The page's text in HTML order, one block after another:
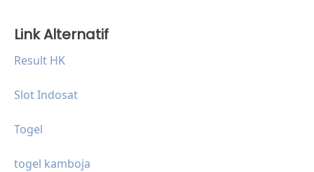
Link Alternatif
Result HK
Slot Indosat
Togel
togel kamboja